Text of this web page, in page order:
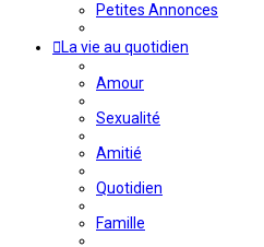
Petites Annonces
La vie au quotidien
Amour
Sexualité
Amitié
Quotidien
Famille